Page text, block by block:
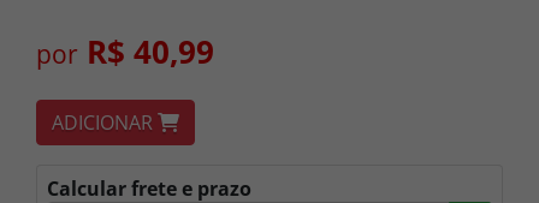
por R$ 40,99
ADICIONAR
Calcular frete e prazo